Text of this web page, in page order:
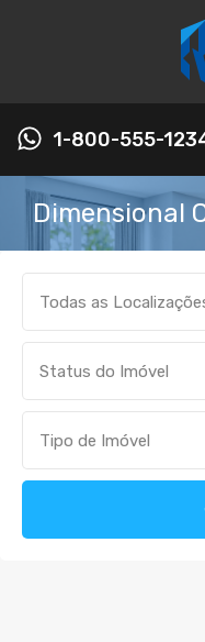
1-800-555-
Dimensional
Todas as
Status do Imóvel
Tipo de Imóvel